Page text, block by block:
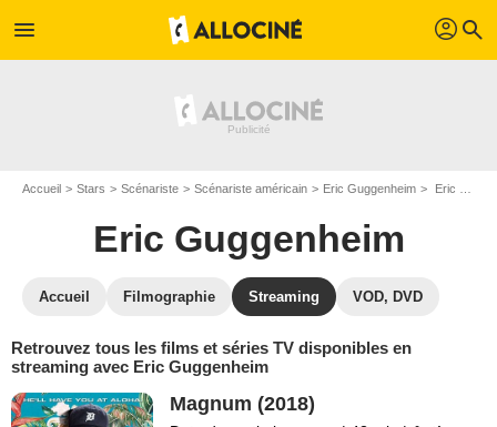
menu profil search
Accueil Stars Scénariste Scénariste américain Eric Guggenheim Eric Guggenheim : Films et séries online
Eric Guggenheim
Accueil Filmographie Streaming VOD, DVD
Retrouvez tous les films et séries TV disponibles en
streaming avec Eric Guggenheim
Magnum (2018)